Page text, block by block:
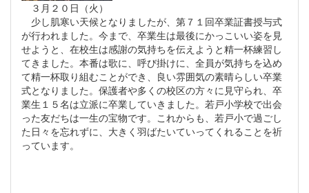
３月２０日（火）
少し肌寒い天候となりましたが、第７１回卒業証書授与式
が行われました。今まで、卒業生は最後にかっこいい姿を見
せようと、在校生は感謝の気持ちを伝えようと精一杯練習し
てきました。本番は歌に、呼び掛けに、全員が気持ちを込め
て精一杯取り組むことができ、良い雰囲気の素晴らしい卒業
式となりました。保護者や多くの校区の方々に見守られ、卒
業生１５名は立派に卒業していきました。若戸小学校で出会
った友だちは一生の宝物です。これからも、若戸小で過ごし
た日々を忘れずに、大きく羽ばたいていってくれることを祈
っています。